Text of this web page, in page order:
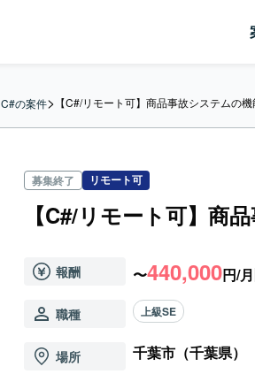
C#の案件> 【C#/リモート可】商品事故システムの
募集終了 リモート可
【C#/リモート可】商
報酬 〜440,000円/月
職種 上級SE
場所 千葉市（千葉県）